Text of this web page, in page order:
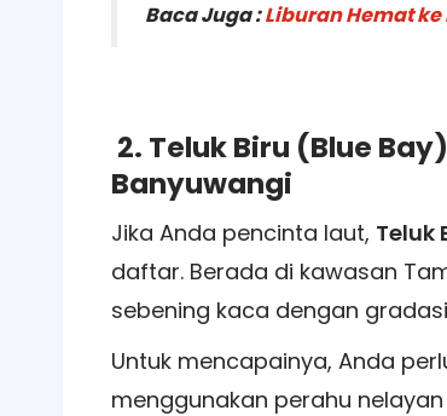
Baca Juga :Liburan Hemat ke
2. Teluk Biru (Blue
Banyuwangi
Jika Anda pencinta laut, Teluk
daftar. Berada di kawasan
sebening kaca dengan
Untuk mencapainya, Anda
menggunakan perahu